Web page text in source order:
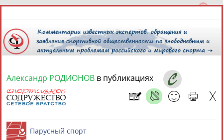
8 августа 2026 года,
СПОРТСМЕНЫ, ТРЕНЕРЫ И СПЕЦИАЛИСТЫ
Александр РОДИОНОВ в публикациях